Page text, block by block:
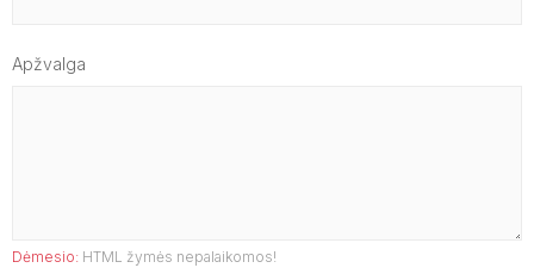
Apžvalga
Dėmesio: HTML žymės nepalaikomos!